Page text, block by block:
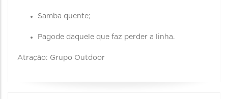
Samba quente;
Pagode daquele que faz perder a linha.
Atração: Grupo Outdoor